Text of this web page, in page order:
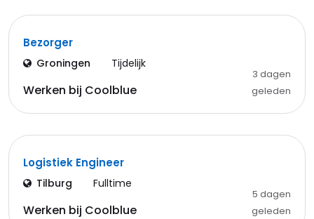
Bezorger
Groningen Tijdelijk
Werken bij Coolblue
3 dagen
geleden
Logistiek Engineer
Tilburg Fulltime
Werken bij Coolblue
5 dagen
geleden